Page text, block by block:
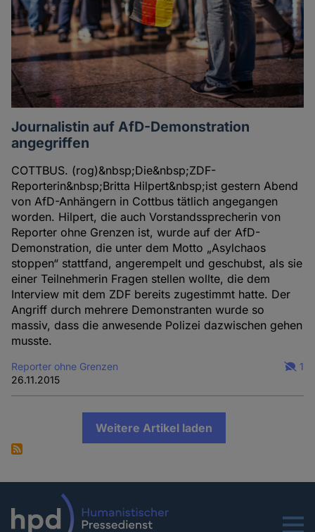
Journalistin auf AfD-Demonstration
angegriffen
COTTBUS. (rog)&nbsp;Die&nbsp;ZDF-
Reporterin&nbsp;Britta Hilpert&nbsp;ist gestern Abend
von AfD-Anhängern in Cottbus tätlich angegangen
worden. Hilpert, die auch Vorstandssprecherin von
Reporter ohne Grenzen ist, wurde auf der AfD-
Demonstration, die unter dem Motto „Asylchaos
stoppen“ stattfand, angerempelt und geschubst, als sie
einer Teilnehmerin Fragen stellen wollte, die dem
Interview mit dem ZDF bereits zugestimmt hatte. Der
Angriff durch mehrere Demonstranten wurde so
massiv, dass die anwesende Polizei dazwischen gehen
musste.
Reporter ohne Grenzen
26.11.2015
1
Weitere Artikel laden
Menu